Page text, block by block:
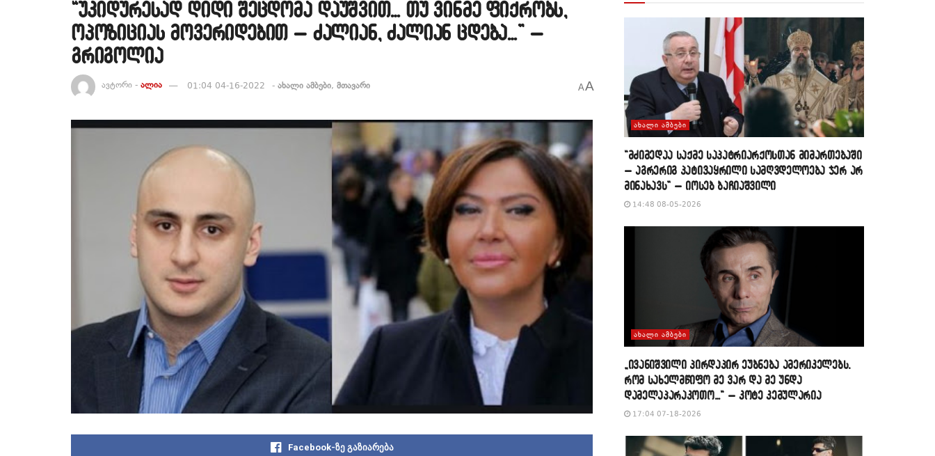
“უკიდურესად დიდი შეცდომა დაუშვით… თუ ვინმე ფიქრობს,
ოპოზიციას მოვერიდებით – ძალიან, ძალიან ცდება…” –
გრიგოლია
ავტორი - ალია 01:04 04-16-2022 - ახალი ამბები, მთავარი AA
Facebook-ზე გაზიარება
ᲐᲮᲐᲚᲘ ᲐᲛᲑᲔᲑᲘ
“მძიმედაა საქმე საპატრიარქოსთან მიმართებაში
– აგრერიგ პატივაყრილი სამღვდელოება ჯერ არ
მინახავს” – იოსებ ბაჩიაშვილი
14:48 08-05-2026
ᲐᲮᲐᲚᲘ ᲐᲛᲑᲔᲑᲘ
„ივანიშვილი პირდაპირ ეუბნება ამერიკელებს,
რომ სახელმწიფო მე ვარ და მე უნდა
დამელაპარაკოთო…“ – კოტე კემულარია
17:04 07-18-2026